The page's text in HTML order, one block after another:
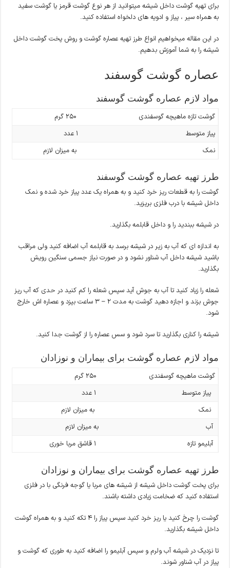
برای تهیه گوشت داخل شیشه میتوانید از هر نوع گوشت قرمز یا گوشت سفید
به همراه سیر ، پیاز و ادویه های دلخواه استفاده کنید.
در این مقاله میخواهیم انواع طرز تهیه عصاره گوشت و روش پخت گوشت داخل
شیشه را به شما آموزش بدهیم.
عصاره گوشت گوسفند
مواد لازم عصاره گوشت گوسفند
گوشت تازه ماهیچه گوسفندی
پیاز متوسط
۱ عدد
نمک
به میزان لازم
طرز تهیه عصاره گوشت گوسفند
گوشت را به قطعات ریز خرد کنید و به همراه یک عدد پیاز خرد شده و نمک
داخل شیشه با درب فلزی بریزید.
در شیشه ببندید را و داخل قابلمه بگذارید.
به اندازه ای که آب به زیر در شیشه برسد به قابلمه آب اضافه کنید ولی مراقب
باشید شیشه داخل آب شناور نشود و در صورت نیاز جسمی سنگین رویش
بگذارید.
شعله را زیاد کنید تا آب به جوش آید سپس شعله را کم کنید در حدی که آب ریز
جوش بزند و اجازه دهید گوشت به مدت 2 – 3 ساعت بپزد و عصاره اش خارج
شود.
شیشه را کناری بگذارید تا سرد شود و سس عصاره را از گوشت جدا کنید.
مواد لازم عصاره گوشت برای بیماران و نوزادان
گوشت ماهیچه گوسفندی
پیاز متوسط
نمک
به میزان لازم
آب
به میزان لازم
آبلیمو تازه
طرز تهیه عصاره گوشت برای بیماران و نوزادان
برای پخت گوشت داخل شیشه از شیشه های مربا یا گوجه فرنگی با در فلزی
استفاده کنید که ضخامت زیادی داشته باشند.
گوشت را چرخ کنید یا ریز خرد کنید سپس پیاز را 4 تکه کنید و به همراه گوشت
داخل شیشه بگذارید.
تا نزدیک در شیشه آب ولرم و سپس آبلیمو را اضافه کنید به طوری که گوشت و
پیاز در آب شناور شوند.